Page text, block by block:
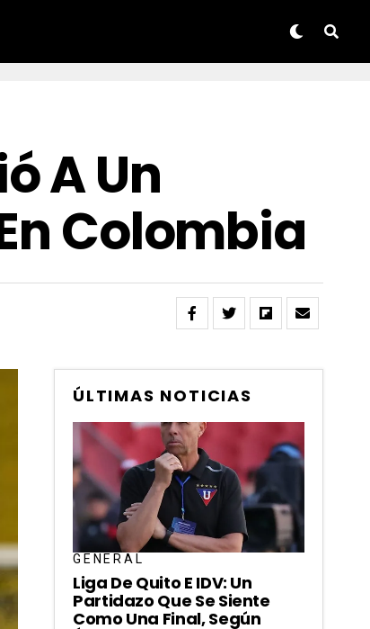
A Un
Colombia
ÚLTIMAS NOTICIAS
GENERAL
Liga De Quito E IDV: Un
Partidazo Que Se Siente
Como Una Final, Según